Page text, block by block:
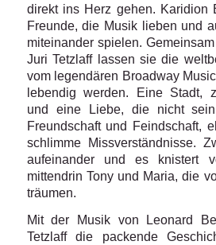
direkt ins Herz gehen. Karidion
Freunde, die Musik lieben und
miteinander spielen.
Juri Tetzlaff lassen sie die
vom legendären Broadway
lebendig werden. Eine Stadt,
und eine Liebe, die nicht
Freundschaft und Feindschaft,
schlimme Missverständnisse.
aufeinander und es knistert
mittendrin Tony und Maria, die
träumen.
Mit der Musik von Leonard
Tetzlaff die packende